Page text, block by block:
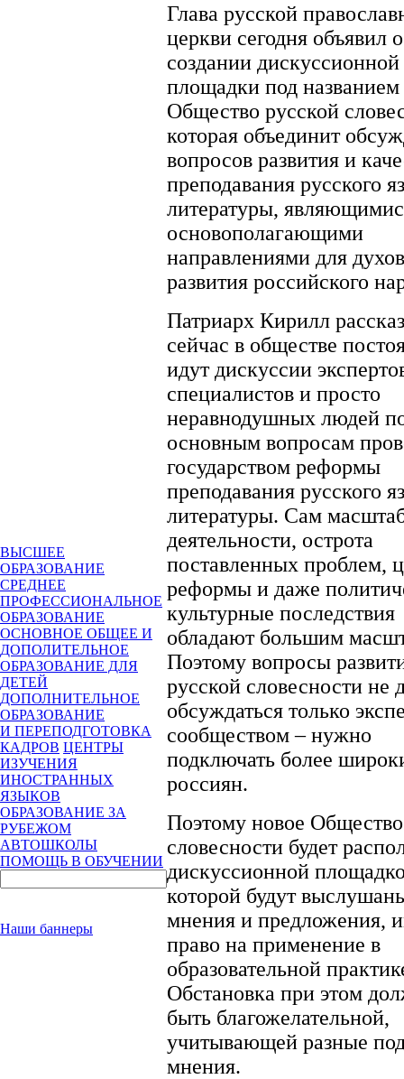
ВЫСШЕЕ
ОБРАЗОВАНИЕ
СРЕДНЕЕ
ПРОФЕССИОНАЛЬНОЕ
ОБРАЗОВАНИЕ
ОСНОВНОЕ ОБЩЕЕ И
ДОПОЛИТЕЛЬНОЕ
ОБРАЗОВАНИЕ ДЛЯ
ДЕТЕЙ
ДОПОЛНИТЕЛЬНОЕ
ОБРАЗОВАНИЕ
И ПЕРЕПОДГОТОВКА
КАДРОВ ЦЕНТРЫ
ИЗУЧЕНИЯ
ИНОСТРАННЫХ
ЯЗЫКОВ
ОБРАЗОВАНИЕ ЗА
РУБЕЖОМ
АВТОШКОЛЫ
ПОМОЩЬ В ОБУЧЕНИИ
Наши баннеры
Глава русской
церкви сегодня объявил о
создании дискуссионной
площадки под названием
Общество русской
которая объединит
вопросов развития и
преподавания русского
литературы,
основополагающими
направлениями для
развития российского
Патриарх Кирилл
сейчас в обществе
идут дискуссии
специалистов и просто
неравнодушных людей
основным вопросам
государством реформы
преподавания русского
литературы. Сам
деятельности, острота
поставленных проблем,
реформы и даже
культурные последствия
обладают большим
Поэтому вопросы
русской словесности не
обсуждаться только
сообществом – нужно
подключать более
россиян.
Поэтому новое
словесности будет
дискуссионной
которой будут
мнения и предложения,
право на применение в
образовательной
Обстановка при этом
быть благожелательной,
учитывающей разные
мнения.